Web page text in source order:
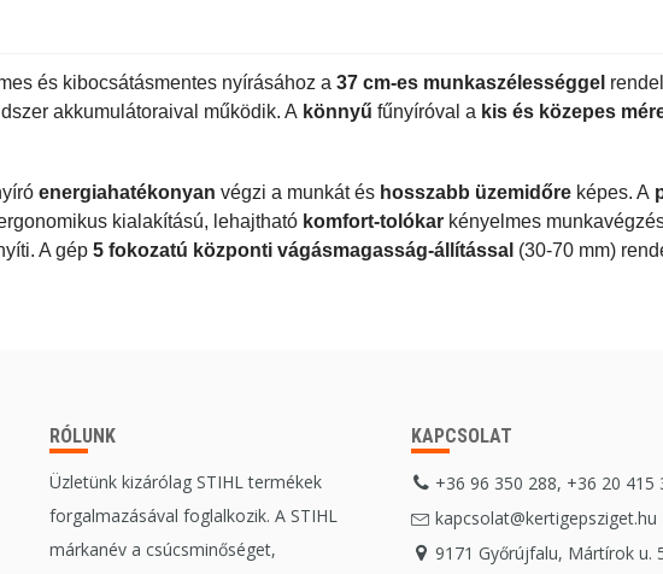
és kibocsátásmentes nyírásához a 37 cm-es munkaszélességgel
akkumulátoraival működik. A könnyű fűnyíróval a kis és közepes
energiahatékonyan végzi a munkát és hosszabb üzemidőre képes. A
kialakítású, lehajtható komfort-tolókar kényelmes
A gép 5 fokozatú központi vágásmagasság-állítással (30-70 mm)
RÓLUNK
Üzletünk kizárólag STIHL termékek
forgalmazásával foglalkozik. A STIHL
márkanév a csúcsminőséget,
KAPCSOLAT
+36 96 350 288, +36 20 415
kapcsolat@kertigepsziget.hu
9171 Győrújfalu, Mártírok u.